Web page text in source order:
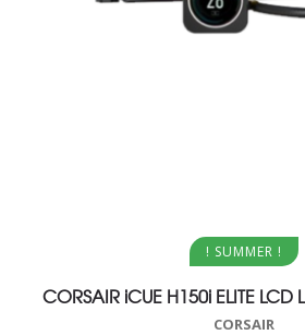
Aggiungi al carrello
! SUMMER !
CORSAIR iCUE H150i ELITE
CORSAIR